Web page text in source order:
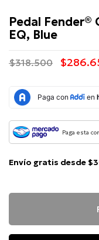
Pedal
EQ, Blue
$318.500
Paga esta
Envío gratis desde